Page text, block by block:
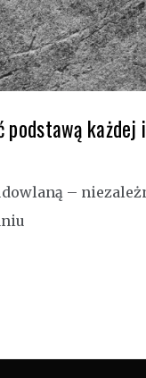
podstawą
–